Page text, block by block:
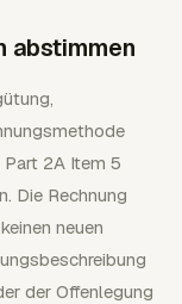
abstimmen
2A Item 5
Die Rechnung
neuen
der Offenlegung